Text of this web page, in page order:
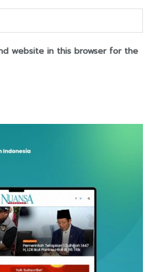
website in this browser for the